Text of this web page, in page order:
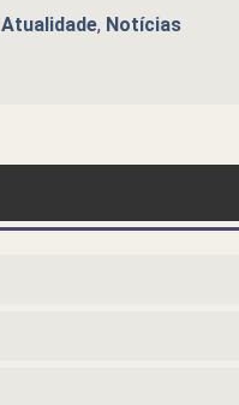
Atualidade, Notícias